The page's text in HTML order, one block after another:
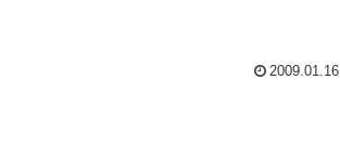
2009.01.16